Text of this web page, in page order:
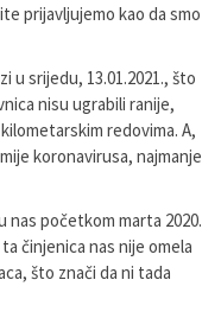
prijavljujemo kao da smo
u srijedu, 13.01.2021., što
nisu ugrabili ranije,
redovima. A,
koronavirusa, najmanje
početkom marta 2020.
činjenica nas nije omela
što znači da ni tada